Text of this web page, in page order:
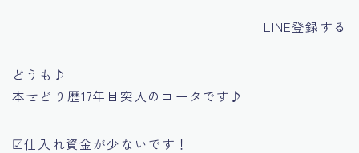
LINE登録する
どうも♪
本せどり歴17年目突入のコータです♪
☑仕入れ資金が少ないです！